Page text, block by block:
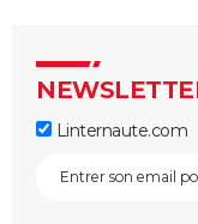
Linternaute.com